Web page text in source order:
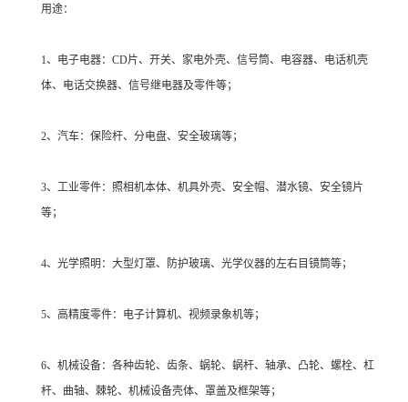
用途：
1、电子电器：CD片、开关、家电外壳、信号筒、电容器、电话机壳
体、电话交换器、信号继电器及零件等；
2、汽车：保险杆、分电盘、安全玻璃等；
3、工业零件：照相机本体、机具外壳、安全帽、潜水镜、安全镜片
等；
4、光学照明：大型灯罩、防护玻璃、光学仪器的左右目镜筒等；
5、高精度零件：电子计算机、视频录象机等；
6、机械设备：各种齿轮、齿条、蜗轮、蜗杆、轴承、凸轮、螺栓、杠
杆、曲轴、棘轮、机械设备壳体、罩盖及框架等；